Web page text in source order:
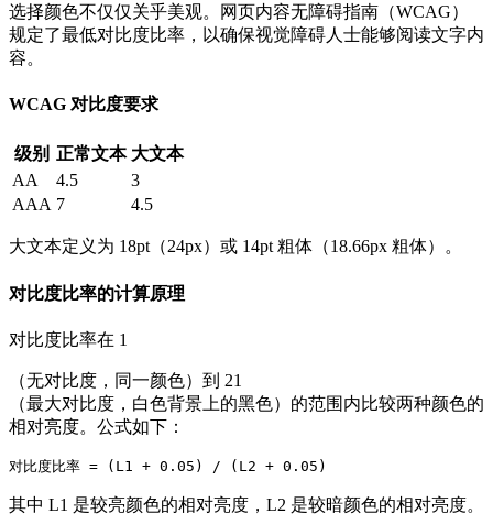
选择颜色不仅仅关乎美观。网页内容无障碍指南（WCAG）
规定了最低对比度比率，以确保视觉障碍人士能够阅读文字内
容。
WCAG 对比度要求
级别 正常文本 大文本
AA
4.5
3
AAA 7 4.5
大文本定义为 18pt（24px）或 14pt 粗体（18.66px 粗体）。
对比度比率的计算原理
对比度比率在 1
（无对比度，同一颜色）到 21
（最大对比度，白色背景上的黑色）的范围内比较两种颜色的
相对亮度。公式如下：
其中 L1 是较亮颜色的相对亮度，L2 是较暗颜色的相对亮度。